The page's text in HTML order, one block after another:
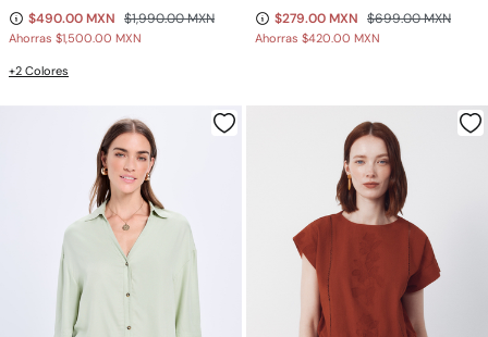
$490.00 MXN $1,990.00 MXN
Ahorras $1,500.00 MXN
+2 Colores
$279.00 MXN $699.00 MXN
Ahorras $420.00 MXN